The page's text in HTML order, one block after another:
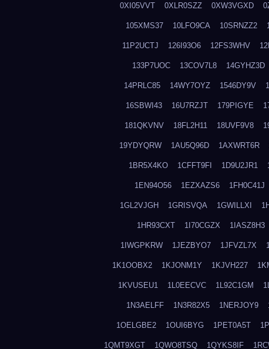
0XI05VVT 0XLR0SZZ 0XW3VGXD
105XMS37 10LFO9CA 10SRNZZ2
11P2UCTJ 126I93O6 12FS3WHV
133P7UOC 13COV7L8 14GYHZ3D
14PRLC85 14WY7OYZ 1546DY9V
16SBWI43 16U7RZJT 179PIGYE
181QKVNV 18FL2H11 18UVF9V8
19YDYQRW 1AU5Q96D 1AXWRT6R
1BR5X4KO 1CFFT9FI 1D9U2JR1
1EN94O56 1EZXAZS6 1FH0C41J
1GL2VJGH 1GRISVQA 1GWILLXI
1HR93CXT 1I70CGZX 1IASZ8H3
1IWGPKRW 1JEZBYO7 1JFVZL7X
1K1OOBX2 1KJONM1Y 1KJVH227
1KVUSEU1 1L0EECVC 1L92C1GM
1N3AELFF 1N3R82X5 1NERJOY9
1OELGBE2 1OUI6BYG 1PET0A5T
1QMT9XGT 1QWO8TSQ 1QYKS8IF